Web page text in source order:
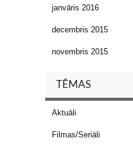
janvāris 2016
decembris 2015
novembris 2015
TĒMAS
Aktuāli
Filmas/Seriāli